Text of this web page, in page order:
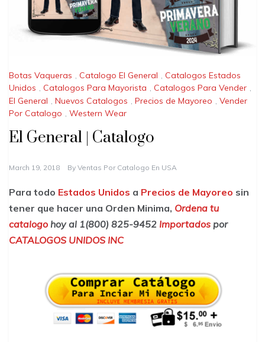
Botas Vaqueras , Catalogo El General , Catalogos Estados
Unidos , Catalogos Para Mayorista , Catalogos Para Vender ,
El General , Nuevos Catalogos , Precios de Mayoreo , Vender
Por Catalogo , Western Wear
El General | Catalogo
March 19, 2018 By Ventas Por Catalogo En USA
Para todo Estados Unidos a Precios de Mayoreo sin
tener que hacer una Orden Minima, Ordena tu
catalogo hoy al 1(800) 825-9452 Importados por
CATALOGOS UNIDOS INC